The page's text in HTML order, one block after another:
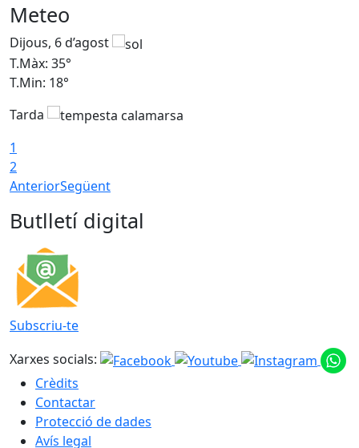
Meteo
Dijous, 6 d’agost
T.Màx: 35°
T.Min: 18°
Tarda
1
2
AnteriorSegüent
Butlletí digital
Subscriu-te
Xarxes socials:
Crèdits
Contactar
Protecció de dades
Avís legal